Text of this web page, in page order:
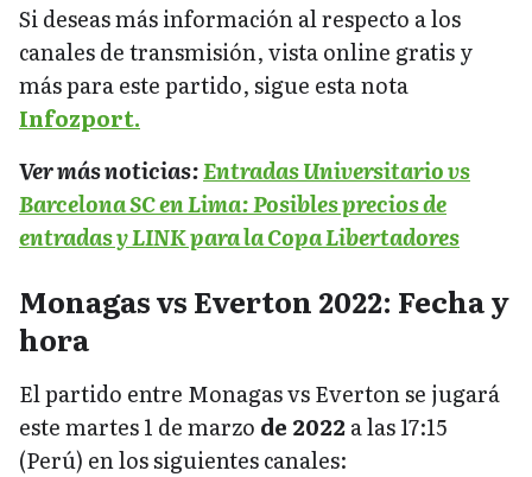
Si deseas más información al respecto a los
canales de transmisión, vista online gratis y
más para este partido, sigue esta nota
Infozport.
Ver más noticias:Entradas Universitario vs
Barcelona SC en Lima: Posibles precios de
entradas y LINK para la Copa Libertadores
Monagas vs Everton 2022: Fecha y
hora
El partido entre Monagas vs Everton se jugará
este martes 1 de marzo de 2022a las 17:15
(Perú) en los siguientes canales: